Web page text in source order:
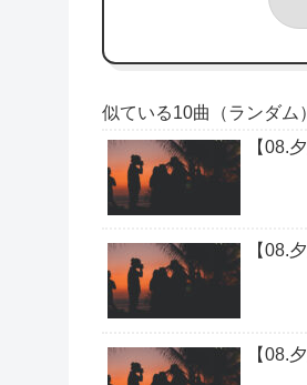
似ている10曲（ランダム）
【08.
【08.
【08.